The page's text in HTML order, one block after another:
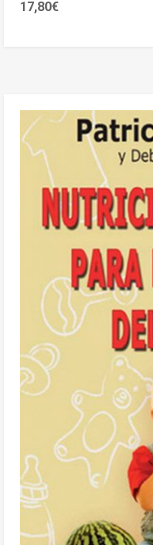
17,80€